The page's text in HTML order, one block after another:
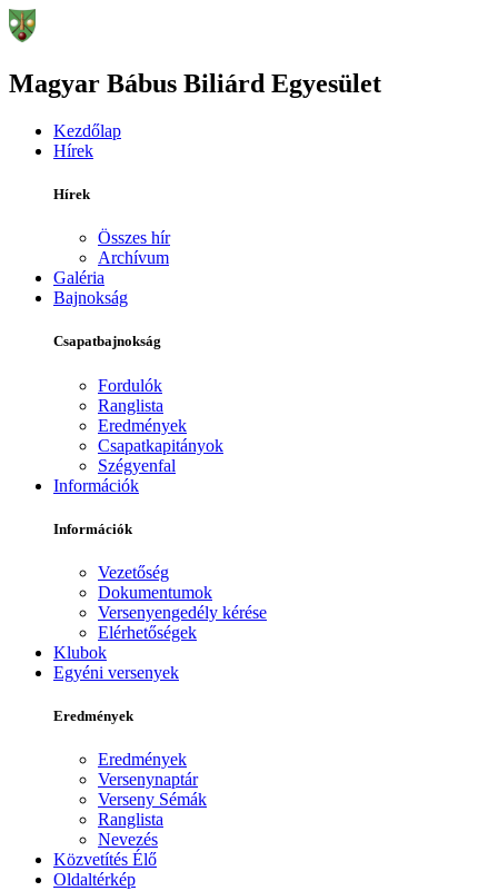
Magyar Bábus Biliárd Egyesület
Kezdőlap
Hírek
Hírek
Összes hír
Archívum
Galéria
Bajnokság
Csapatbajnokság
Fordulók
Ranglista
Eredmények
Csapatkapitányok
Szégyenfal
Információk
Információk
Vezetőség
Dokumentumok
Versenyengedély kérése
Elérhetőségek
Klubok
Egyéni versenyek
Eredmények
Eredmények
Versenynaptár
Verseny Sémák
Ranglista
Nevezés
Közvetítés Élő
Oldaltérkép